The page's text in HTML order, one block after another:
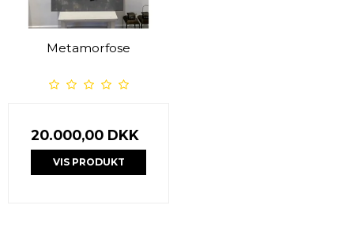
Metamorfose
20.000,00 DKK
VIS PRODUKT